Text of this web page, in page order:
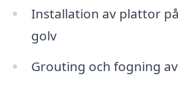
Installation av plattor
golv
Grouting och fogning